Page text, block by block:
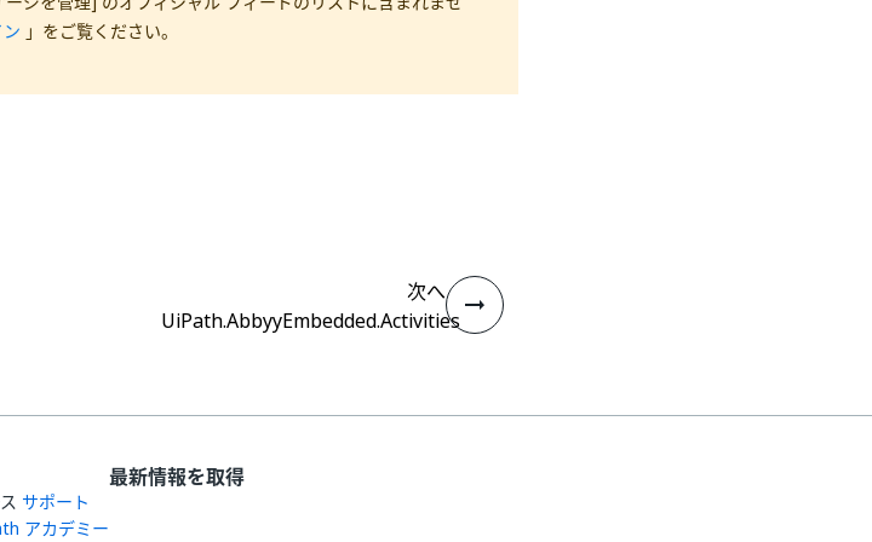
」をご覧ください。
次へ
UiPath.AbbyyEmbedded.Activities
サポート
アカデミー
最新情報を取得